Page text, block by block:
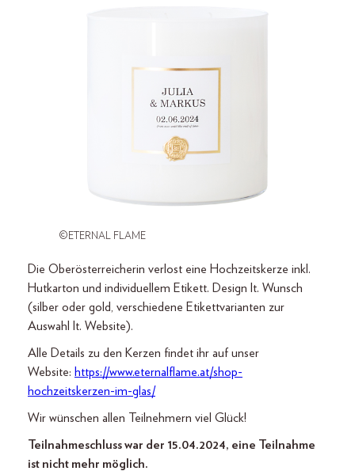
©ETERNAL FLAME
Die Oberösterreicherin verlost eine Hochzeitskerze inkl.
Hutkarton und individuellem Etikett. Design lt. Wunsch
(silber oder gold, verschiedene Etikettvarianten zur
Auswahl lt. Website).
Alle Details zu den Kerzen findet ihr auf unser
Website: https://www.eternalflame.at/shop-
hochzeitskerzen-im-glas/
Wir wünschen allen Teilnehmern viel Glück!
Teilnahmeschluss war der 15.04.2024, eine Teilnahme
ist nicht mehr möglich.